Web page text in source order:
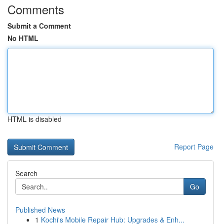
Comments
Submit a Comment
No HTML
HTML is disabled
Report Page
Search
Go
Published News
1 Kochi's Mobile Repair Hub: Upgrades & Enh...